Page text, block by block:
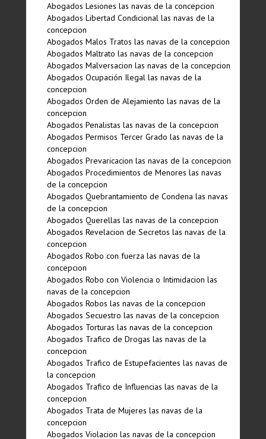
Abogados Lesiones las navas de la concepcion
Abogados Libertad Condicional las navas de la
concepcion
Abogados Malos Tratos las navas de la concepcion
Abogados Maltrato las navas de la concepcion
Abogados Malversacion las navas de la concepcion
Abogados Ocupación Ilegal las navas de la
concepcion
Abogados Orden de Alejamiento las navas de la
concepcion
Abogados Penalistas las navas de la concepcion
Abogados Permisos Tercer Grado las navas de la
concepcion
Abogados Prevaricacion las navas de la concepcion
Abogados Procedimientos de Menores las navas
de la concepcion
Abogados Quebrantamiento de Condena las navas
de la concepcion
Abogados Querellas las navas de la concepcion
Abogados Revelacion de Secretos las navas de la
concepcion
Abogados Robo con fuerza las navas de la
concepcion
Abogados Robo con Violencia o Intimidacion las
navas de la concepcion
Abogados Robos las navas de la concepcion
Abogados Secuestro las navas de la concepcion
Abogados Torturas las navas de la concepcion
Abogados Trafico de Drogas las navas de la
concepcion
Abogados Trafico de Estupefacientes las navas de
la concepcion
Abogados Trafico de Influencias las navas de la
concepcion
Abogados Trata de Mujeres las navas de la
concepcion
Abogados Violacion las navas de la concepcion